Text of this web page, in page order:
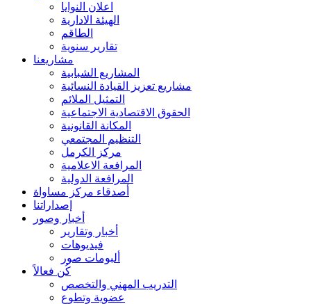
اعلان النوايا
الهيئة الادارية
الطاقم
تقارير سنوية
مشاريعنا
المشاريع الشبابية
مشاريع تعزيز القيادة النسائية
التمثيل الملائم
الحقوق الاقتصادية الاجتماعية
المكانة القانونية
التنظيم المجتمعي
مركز الكرمل
المرافعة الاعلامية
المرافعة الدولية
أصدقاء مركز مساواة
إصداراتنا
أخبار وصور
أخبار وتقارير
فيديوهات
ألبومات صور
كُن فعالاً
التدريب المهني والتخصص
عضوية وتطوع